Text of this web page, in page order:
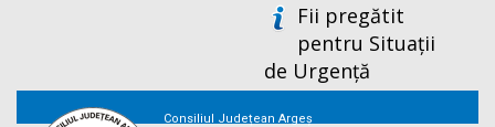
Fii pregătit
pentru Situații
de Urgență
Consiliul Județean Argeș